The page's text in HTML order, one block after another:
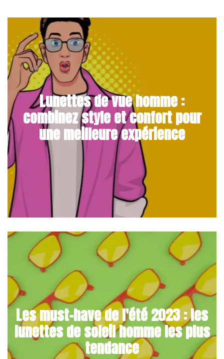
Lunettes de vue homme :
combinez style et confort pour
une meilleure expérience
Les must-have de l'été 2023 : les
lunettes de soleil homme les plus
tendance